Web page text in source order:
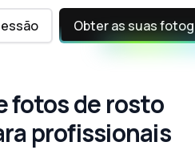
Obter as suas
fotos de rosto
profissionais